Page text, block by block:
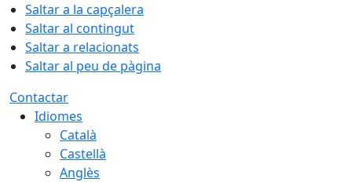
Saltar a la capçalera
Saltar al contingut
Saltar a relacionats
Saltar al peu de pàgina
Contactar
Idiomes
Català
Castellà
Anglès